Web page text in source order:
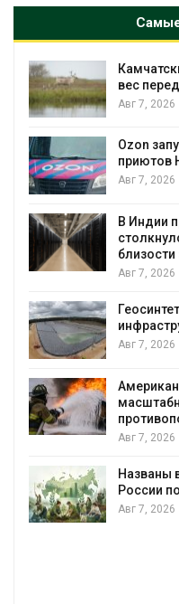
вес
Авг 7, 2026
Ozon
приютов
Авг 7, 2026
В Индии
Авг 7, 2026
Авг 7, 2026
Авг 7, 2026
Названы
России
Авг 7, 2026